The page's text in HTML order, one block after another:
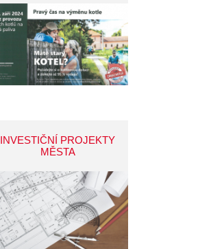
INVESTIČNÍ PROJEKTY
MĚSTA